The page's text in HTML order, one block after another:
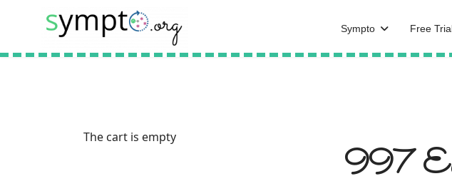
Sympto Free
The cart is empty
997